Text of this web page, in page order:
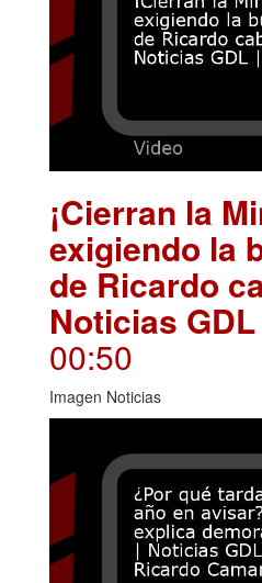
¡Cierran la
exigiendo la
de Ricardo
Noticias
00:50
Imagen Noticias